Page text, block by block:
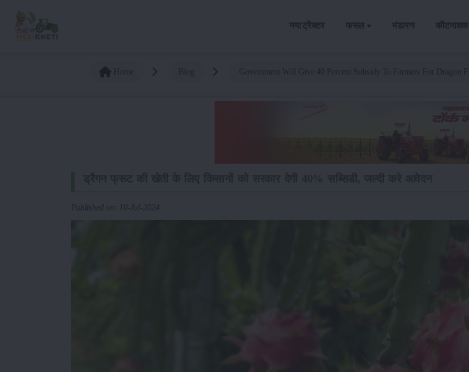
नया ट्रैक्टर फसल भंडारण कीटनाशक
Published on: 10-Jul-2024